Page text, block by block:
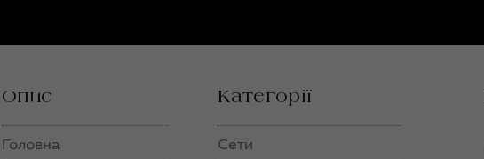
Опис
Головна
Категорії
Сети